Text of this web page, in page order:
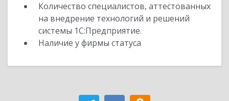
Количество специалистов, аттестованных
на внедрение технологий и решений
системы 1С:Предприятие.
Наличие у фирмы статуса